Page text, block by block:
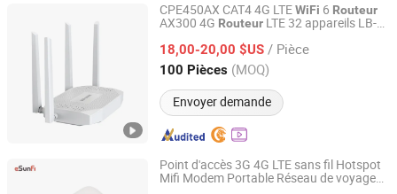
CPE450AX CAT4 4G LTEWiFi 6 Routeur
AX300 4G Routeur LTE 32 appareils LB-
18,00-20,00 $US / Pièce
100 Pièces (MOQ)
Envoyer demande
Shenzhen Bilian Electronic Limited
Depuis 2023
Point d'accès 3G 4G LTE sans fil Hotspot
Mifi Modem Portable Réseau de voyage
Shenzhen Newlotus Technology Ltd